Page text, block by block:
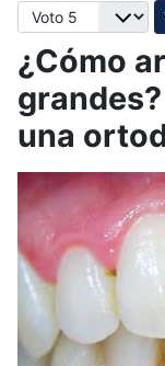
Por favor, vote
¿Cómo
una